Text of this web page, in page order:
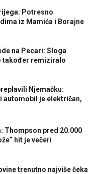
Potresno
iz Mamića i Borajne
na Pecari: Sloga
također remiziralo
Njemačku:
automobil je električan,
Thompson pred 20.000
hit je večeri
trenutno najviše čeka